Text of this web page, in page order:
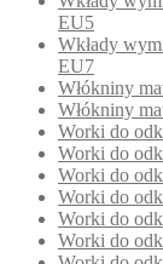
EU5
Wkłady
EU7
Włókniny
Włókniny
Worki do
Worki do
Worki do
Worki do
Worki do
Worki do